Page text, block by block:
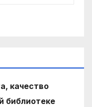
качество
библиотеке